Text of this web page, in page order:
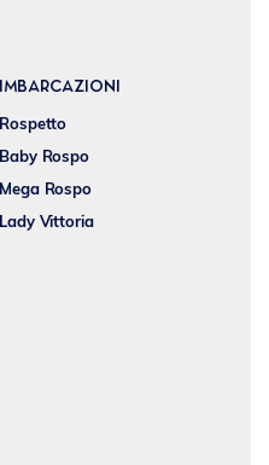
IMBARCAZIONI
Rospetto
Baby Rospo
Mega Rospo
Lady Vittoria